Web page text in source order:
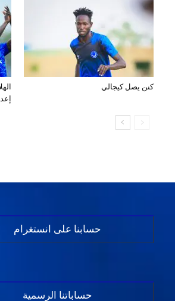
كنن يصل كيجالي
حسابنا على انستغرام
حساباتنا الرسمية